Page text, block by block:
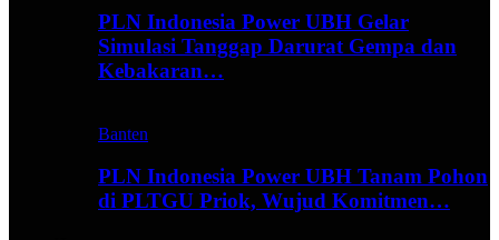
PLN Indonesia Power UBH Gelar
Simulasi Tanggap Darurat Gempa dan
Kebakaran…
Banten
PLN Indonesia Power UBH Tanam Pohon
di PLTGU Priok, Wujud Komitmen…